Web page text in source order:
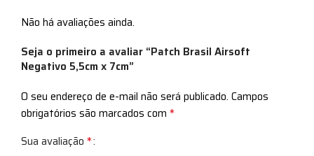
Não há avaliações ainda.
Seja o primeiro a avaliar “Patch Brasil Airsoft
Negativo 5,5cm x 7cm”
O seu endereço de e-mail não será publicado. Campos
obrigatórios são marcados com *
Sua avaliação *